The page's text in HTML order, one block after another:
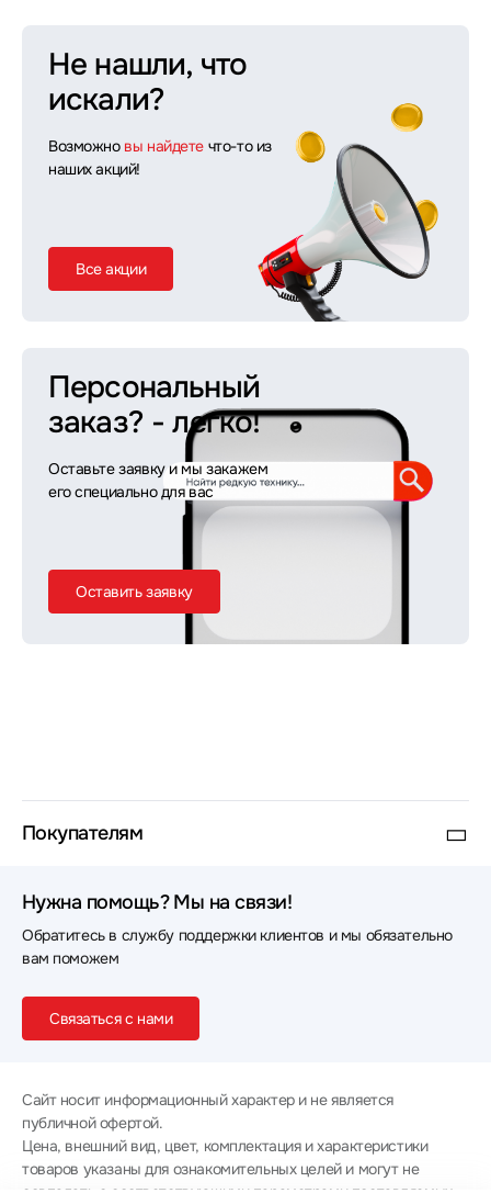
Не нашли, что
искали?
Возможно вы найдете что-то из
наших акций!
Все акции
Персональный
заказ? - легко!
Оставьте заявку и мы закажем
его специально для вас
Оставить заявку
Покупателям
Нужна помощь? Мы на связи!
Обратитесь в службу поддержки клиентов и мы обязательно
вам поможем
Связаться с нами
Сайт носит информационный характер и не является
публичной офертой.
Цена, внешний вид, цвет, комплектация и характеристики
товаров указаны для ознакомительных целей и могут не